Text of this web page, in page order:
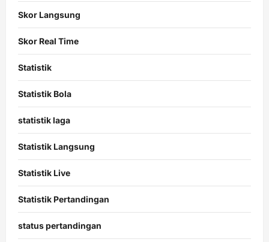
Skor Langsung
Skor Real Time
Statistik
Statistik Bola
statistik laga
Statistik Langsung
Statistik Live
Statistik Pertandingan
status pertandingan